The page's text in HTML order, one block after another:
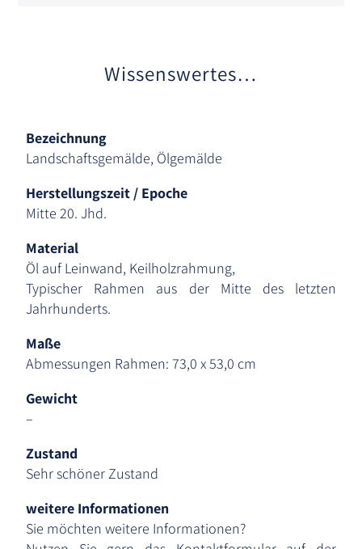
Wissenswertes…
Bezeichnung
Landschaftsgemälde, Ölgemälde
Herstellungszeit / Epoche
Mitte 20. Jhd.
Material
Öl auf Leinwand, Keilholzrahmung,
Typischer Rahmen aus der Mitte des letzten
Jahrhunderts.
Maße
Abmessungen Rahmen: 73,0 x 53,0 cm
Gewicht
–
Zustand
Sehr schöner Zustand
weitere Informationen
Sie möchten weitere Informationen?